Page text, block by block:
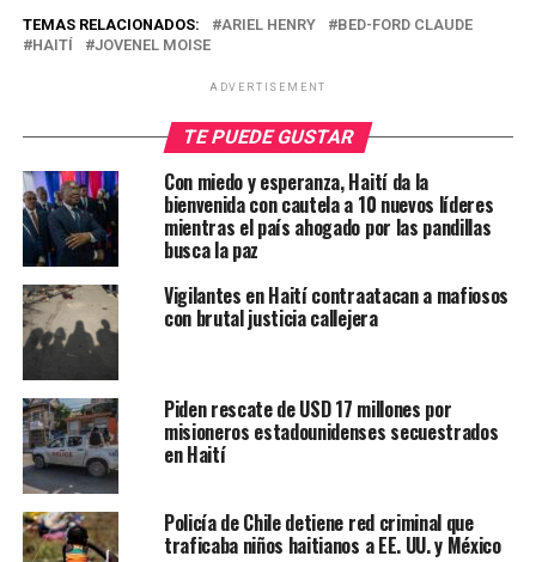
TEMAS RELACIONADOS: ARIEL HENRY
BED-FORD CLAUDE
HAITÍ
JOVENEL MOISE
ADVERTISEMENT
TE PUEDE GUSTAR
Con miedo y esperanza, Haití da la
bienvenida con cautela a 10 nuevos líderes
mientras el país ahogado por las pandillas
busca la paz
Vigilantes en Haití contraatacan a mafiosos
con brutal justicia callejera
Piden rescate de USD 17 millones por
misioneros estadounidenses secuestrados
en Haití
Policía de Chile detiene red criminal que
traficaba niños haitianos a EE. UU. y México